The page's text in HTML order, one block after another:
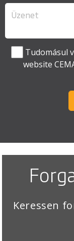
Tudomásul
website
Keressen